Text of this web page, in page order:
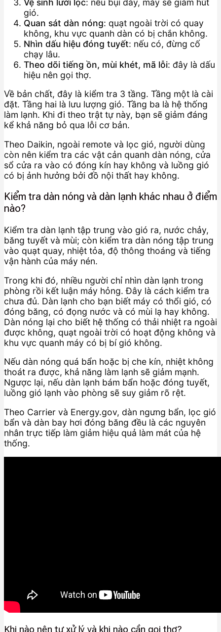
gió.
Quan sát dàn nóng: quạt ngoài trời có quay
không, khu vực quanh dàn có bị chắn không.
Nhìn dấu hiệu đóng tuyết: nếu có, đừng cố
chạy lâu.
Theo dõi tiếng ồn, mùi khét, mã lỗi: đây là dấu
hiệu nên gọi thợ.
Về bản chất, đây là kiểm tra 3 tầng. Tầng một là cài
đặt. Tầng hai là lưu lượng gió. Tầng ba là hệ thống
làm lạnh. Khi đi theo trật tự này, bạn sẽ giảm đáng
kể khả năng bỏ qua lỗi cơ bản.
Theo Daikin, ngoài remote và lọc gió, người dùng
còn nên kiểm tra các vật cản quanh dàn nóng, cửa
sổ cửa ra vào có đóng kín hay không và luồng gió
có bị ảnh hưởng bởi đồ nội thất hay không.
Kiểm tra dàn nóng và dàn lạnh khác nhau ở điểm
nào?
Kiểm tra dàn lạnh tập trung vào gió ra, nước chảy,
băng tuyết và mùi; còn kiểm tra dàn nóng tập trung
vào quạt quay, nhiệt tỏa, độ thông thoáng và tiếng
vận hành của máy nén.
Trong khi đó, nhiều người chỉ nhìn dàn lạnh trong
phòng rồi kết luận máy hỏng. Đây là cách kiểm tra
chưa đủ. Dàn lạnh cho bạn biết máy có thổi gió, có
đóng băng, có đọng nước và có mùi lạ hay không.
Dàn nóng lại cho biết hệ thống có thải nhiệt ra ngoài
được không, quạt ngoài trời có hoạt động không và
khu vực quanh máy có bị bí gió không.
Nếu dàn nóng quá bẩn hoặc bị che kín, nhiệt không
thoát ra được, khả năng làm lạnh sẽ giảm mạnh.
Ngược lại, nếu dàn lạnh bám bẩn hoặc đóng tuyết,
luồng gió lạnh vào phòng sẽ suy giảm rõ rệt.
Theo Carrier và Energy.gov, dàn ngưng bẩn, lọc gió
bẩn và dàn bay hơi đóng băng đều là các nguyên
nhân trực tiếp làm giảm hiệu quả làm mát của hệ
thống.
Khi nào nên tự xử lý và khi nào cần gọi thợ?